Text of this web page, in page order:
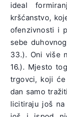
ideal
kršćanstvo,
ofenzivnosti i
sebe
33.). Oni više
16.). Mjesto
trgovci, koji
dan samo
licitiraju još